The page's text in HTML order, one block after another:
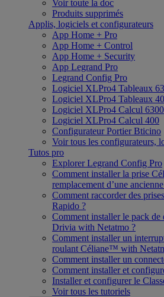
Voir toute la doc
Produits supprimés
Applis, logiciels et configurateurs
App Home + Pro
App Home + Control
App Home + Security
App Legrand Pro
Legrand Config Pro
Logiciel XLPro4 Tableaux
Logiciel XLPro4 Tableaux
Logiciel XLPro4 Calcul 6300
Logiciel XLPro4 Calcul 400
Configurateur Portier Bticino
Voir tous les configurateurs,
Tutos pro
Explorer Legrand Config Pro
Comment installer la prise
remplacement d’une
Comment raccorder des
Rapido ?
Comment installer le pack de
Drivia with Netatmo ?
Comment installer un
roulant Céliane™ with
Comment installer un
Comment installer et
Installer et configurer le
Voir tous les tutoriels